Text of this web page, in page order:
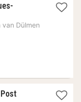
van Dülmen
1